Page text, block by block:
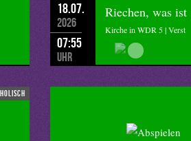
18.07.
2026
07:55
Uhr
Riechen, was ist
Kirche in WDR 5 | Verst